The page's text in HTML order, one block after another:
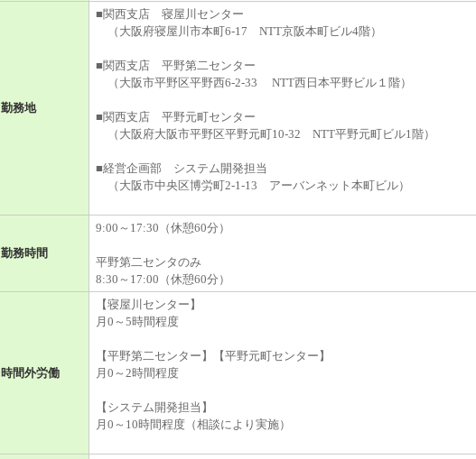
勤務地
■関西支店 寝屋川センター
（大阪府寝屋川市本町6-17 NTT京阪本町ビル4階）
■関西支店 平野第二センター
（大阪市平野区平野西6-2-33 NTT西日本平野ビル１階）
■関西支店 平野元町センター
（大阪府大阪市平野区平野元町10-32 NTT平野元町ビル1階）
■経営企画部 システム開発担当
（大阪市中央区博労町2-1-13 アーバンネット本町ビル）
勤務時間
9:00～17:30（休憩60分）
平野第二センタのみ
8:30～17:00（休憩60分）
時間外労働
【寝屋川センター】
月0～5時間程度
【平野第二センター】【平野元町センター】
月0～2時間程度
【システム開発担当】
月0～10時間程度（相談により実施）